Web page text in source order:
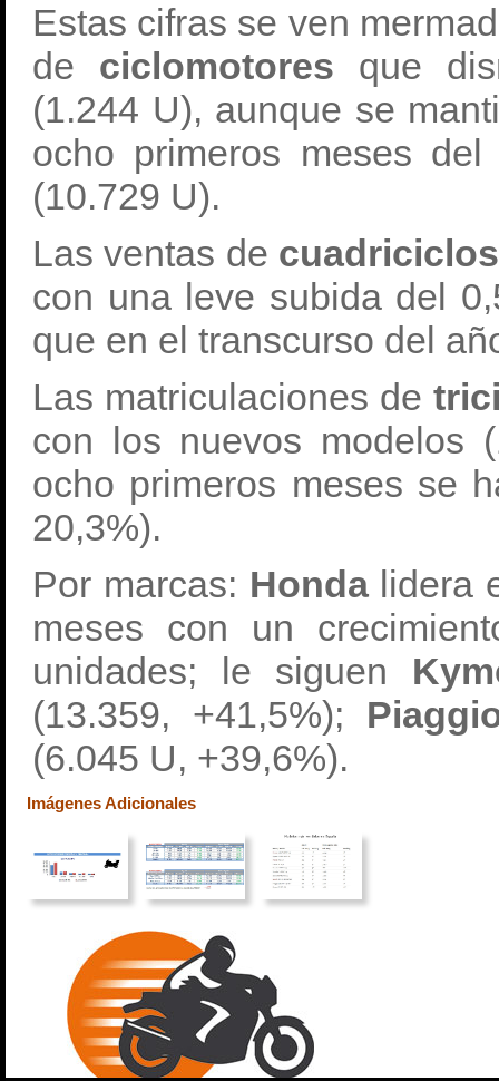
Estas cifras se ven
de ciclomotores que
(1.244 U), aunque se
ocho primeros meses
(10.729 U).
Las ventas de cuadriciclos
con una leve subida del
que en el transcurso del
Las matriculaciones de
con los nuevos modelos
ocho primeros meses se
20,3%).
Por marcas: Honda lidera
meses con un
unidades; le siguen
(13.359, +41,5%);
(6.045 U, +39,6%).
Imágenes Adicionales